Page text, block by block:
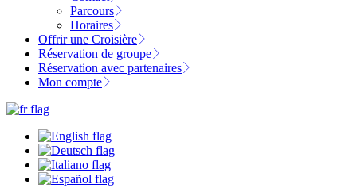
Parcours
Horaires
Offrir une Croisière
Réservation de groupe
Réservation avec partenaires
Mon compte